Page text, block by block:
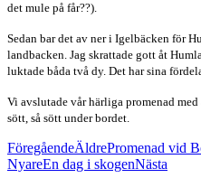
det mule på får??).
Sedan bar det av ner i Igelbäcken för
landbacken. Jag skrattade gott åt
luktade båda två dy. Det har sina
Vi avslutade vår härliga promenad
sött, så sött under bordet.
FöregåendeÄldrePromenad vid
NyareEn dag i skogenNästa